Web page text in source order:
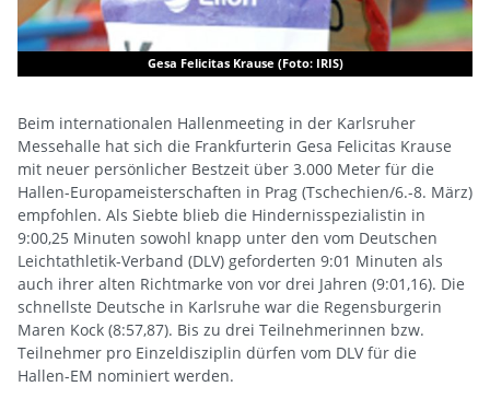
Gesa Felicitas Krause (Foto: IRIS)
Beim internationalen Hallenmeeting in der Karlsruher
Messehalle hat sich die Frankfurterin Gesa Felicitas Krause
mit neuer persönlicher Bestzeit über 3.000 Meter für die
Hallen-Europameisterschaften in Prag (Tschechien/6.-8. März)
empfohlen. Als Siebte blieb die Hindernisspezialistin in
9:00,25 Minuten sowohl knapp unter den vom Deutschen
Leichtathletik-Verband (DLV) geforderten 9:01 Minuten als
auch ihrer alten Richtmarke von vor drei Jahren (9:01,16). Die
schnellste Deutsche in Karlsruhe war die Regensburgerin
Maren Kock (8:57,87). Bis zu drei Teilnehmerinnen bzw.
Teilnehmer pro Einzeldisziplin dürfen vom DLV für die
Hallen-EM nominiert werden.